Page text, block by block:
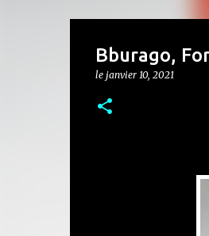
Bburago,
le janvier 10, 2021